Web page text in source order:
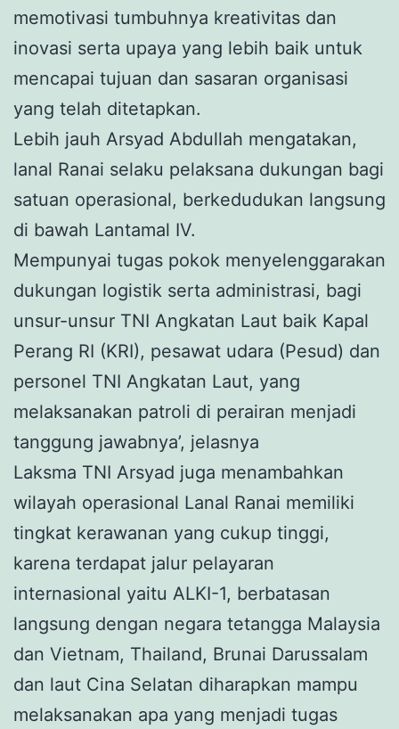
memotivasi tumbuhnya kreativitas dan
inovasi serta upaya yang lebih baik untuk
mencapai tujuan dan sasaran organisasi
yang telah ditetapkan.
Lebih jauh Arsyad Abdullah mengatakan,
lanal Ranai selaku pelaksana dukungan bagi
satuan operasional, berkedudukan langsung
di bawah Lantamal IV.
Mempunyai tugas pokok menyelenggarakan
dukungan logistik serta administrasi, bagi
unsur-unsur TNI Angkatan Laut baik Kapal
Perang RI (KRI), pesawat udara (Pesud) dan
personel TNI Angkatan Laut, yang
melaksanakan patroli di perairan menjadi
tanggung jawabnya’, jelasnya
Laksma TNI Arsyad juga menambahkan
wilayah operasional Lanal Ranai memiliki
tingkat kerawanan yang cukup tinggi,
karena terdapat jalur pelayaran
internasional yaitu ALKI-1, berbatasan
langsung dengan negara tetangga Malaysia
dan Vietnam, Thailand, Brunai Darussalam
dan laut Cina Selatan diharapkan mampu
melaksanakan apa yang menjadi tugas